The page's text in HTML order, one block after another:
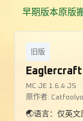
早期版本原版
旧版
MC JE 1.6.4 JS
原作者:
🌏语言：仅英文